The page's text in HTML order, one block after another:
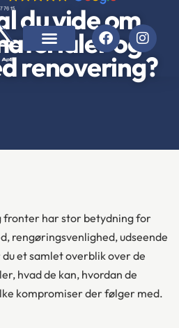
du vide om
og
renovering?
fronter har stor betydning for
rengøringsvenlighed, udseende
et samlet overblik over de
hvad de kan, hvordan de
kompromiser der følger med.